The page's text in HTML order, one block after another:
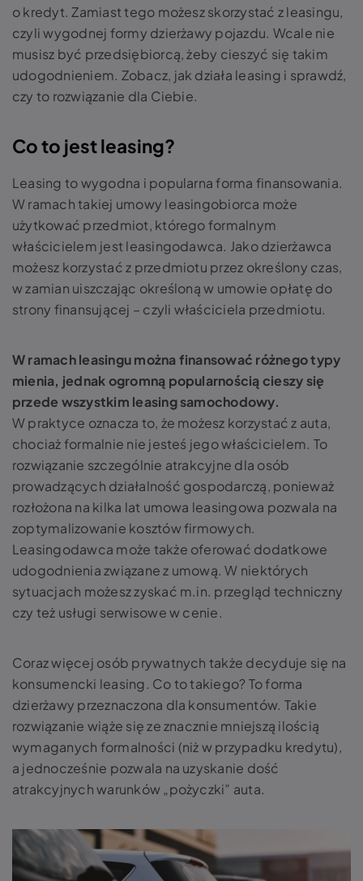
o kredyt. Zamiast tego możesz skorzystać z leasingu,
czyli wygodnej formy dzierżawy pojazdu. Wcale nie
musisz być przedsiębiorcą, żeby cieszyć się takim
udogodnieniem. Zobacz, jak działa leasing i sprawdź,
czy to rozwiązanie dla Ciebie.
Co to jest leasing?
Leasing to wygodna i popularna forma finansowania.
W ramach takiej umowy leasingobiorca może
użytkować przedmiot, którego formalnym
właścicielem jest leasingodawca. Jako dzierżawca
możesz korzystać z przedmiotu przez określony czas,
w zamian uiszczając określoną w umowie opłatę do
strony finansującej – czyli właściciela przedmiotu.
W ramach leasingu można finansować różnego typy
mienia, jednak ogromną popularnością cieszy się
przede wszystkim leasingsamochodowy.
W praktyce oznacza to, że możesz korzystać z auta,
chociaż formalnie nie jesteś jego właścicielem. To
rozwiązanie szczególnie atrakcyjne dla osób
prowadzących działalność gospodarczą, ponieważ
rozłożona na kilka lat umowa leasingowa pozwala na
zoptymalizowanie kosztów firmowych.
Leasingodawca może także oferować dodatkowe
udogodnienia związane z umową. W niektórych
sytuacjach możesz zyskać m.in. przegląd techniczny
czy też usługi serwisowe w cenie.
Coraz więcej osób prywatnych także decyduje się na
konsumencki leasing. Co to takiego? To forma
dzierżawy przeznaczona dla konsumentów. Takie
rozwiązanie wiąże się ze znacznie mniejszą ilością
wymaganych formalności (niż w przypadku kredytu),
a jednocześnie pozwala na uzyskanie dość
atrakcyjnych warunków „pożyczki” auta.